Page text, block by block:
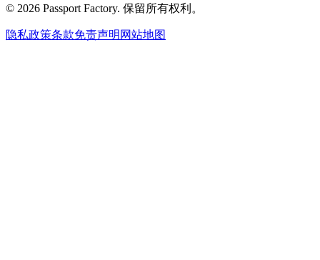
© 2026 Passport Factory. 保留所有权利。
隐私政策条款免责声明 网站地图